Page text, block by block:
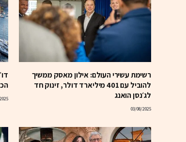
רשימת עשירי העולם: אילון מאסק ממשיך
להוביל עם 401 מיליארד דולר, זינוק חד
לג׳נסן הואנג
03/08/2025